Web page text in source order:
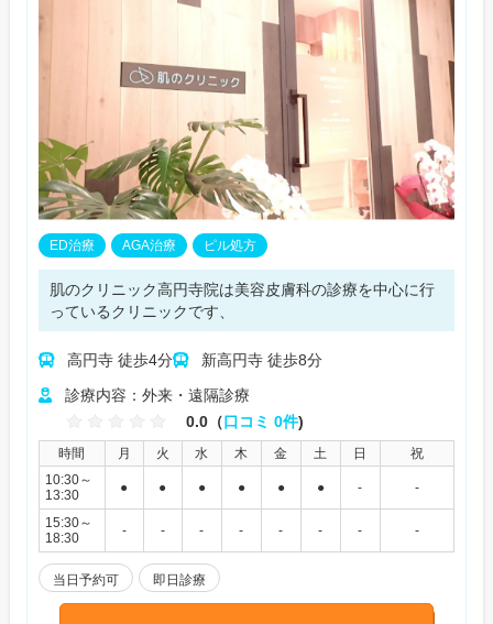
ED治療 AGA治療 ピル処方
肌のクリニック高円寺院は美容皮膚科の診療を中心に行
っているクリニックです、
高円寺 徒歩4分
新高円寺 徒歩8分
診療内容：外来・遠隔診療
0.0（口コミ 0件)
時間 月 火 水 木 金 土 日
祝
10:30～
13:30
● ● ● ● ● ● - -
15:30～
18:30
- - - - - - - -
当日予約可 即日診療